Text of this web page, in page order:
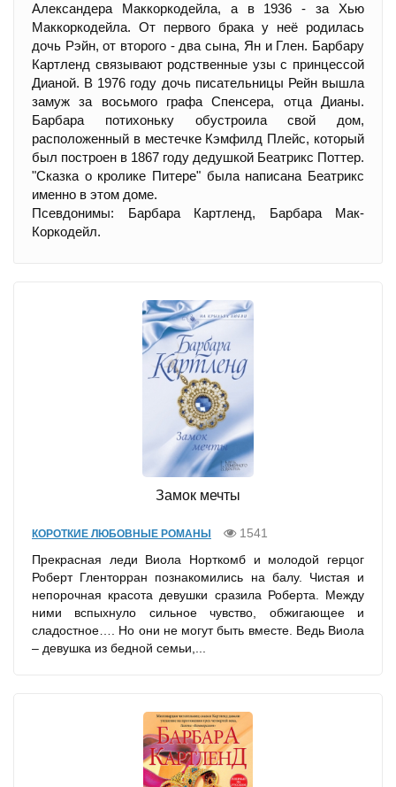
Александера Маккоркодейла, а в 1936 - за Хью
Маккоркодейла. От первого брака у неё родилась
дочь Рэйн, от второго - два сына, Ян и Глен. Барбару
Картленд связывают родственные узы с принцессой
Дианой. В 1976 году дочь писательницы Рейн вышла
замуж за восьмого графа Спенсера, отца Дианы.
Барбара потихоньку обустроила свой дом,
расположенный в местечке Кэмфилд Плейс, который
был построен в 1867 году дедушкой Беатрикс Поттер.
"Сказка о кролике Питере" была написана Беатрикс
именно в этом доме.
Псевдонимы: Барбара Картленд, Барбара Мак-
Коркодейл.
Замок мечты
КОРОТКИЕ ЛЮБОВНЫЕ РОМАНЫ
1541
Прекрасная леди Виола Норткомб и молодой герцог
Роберт Гленторран познакомились на балу. Чистая и
непорочная красота девушки сразила Роберта. Между
ними вспыхнуло сильное чувство, обжигающее и
сладостное…. Но они не могут быть вместе. Ведь Виола
– девушка из бедной семьи,...